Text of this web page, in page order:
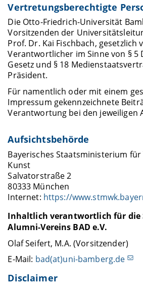
Vertretungsberechtigte
Die Otto-Friedrich-Universität
Vorsitzenden der
Prof. Dr. Kai Fischbach, gesetzlich
Verantwortlicher im Sinne von § 5
Gesetz und § 18
Präsident.
Für namentlich oder mit einem
Impressum gekennzeichnete
Verantwortung bei den jeweiligen
Aufsichtsbehörde
Bayerisches Staatsministerium
Kunst
Salvatorstraße 2
80333 München
Internet: https://
Inhaltlich verantwortlich für die
Alumni-Vereins BAD e.V.
Olaf Seifert, M.A. (Vorsitzender)
E-Mail: bad(at)uni-bamberg.de
Disclaimer